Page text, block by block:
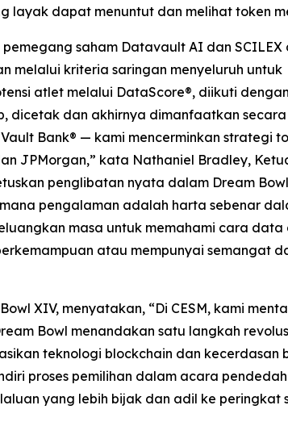
layak dapat menuntut dan melihat token
saham Datavault AI dan SCILEX
melalui kriteria saringan menyeluruh untuk
atlet melalui DataScore®, diikuti
dicetak dan akhirnya dimanfaatkan
Bank® — kami mencerminkan strategi
JPMorgan,” kata Nathaniel Bradley,
penglibatan nyata dalam Dream
pengalaman adalah harta sebenar
masa untuk memahami cara data
atau mempunyai semangat
XIV, menyatakan, “Di CESM, kami
Bowl menandakan satu langkah
teknologi blockchain dan kecerdasan
proses pemilihan dalam acara
yang lebih bijak dan adil ke peringkat